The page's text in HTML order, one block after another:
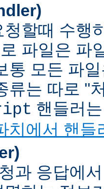
청할때 수행
파일은 파
통 모든 파
류는 따로 "
핸들러
치에서 핸들
과 응답에